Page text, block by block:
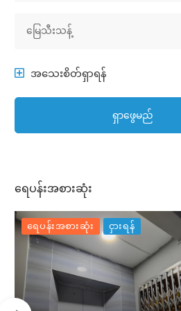
အိမ်အမျိုးအစား
မြေသီးသန့်
အသေးစိတ်ရှာရန်
ရှာဖွေမည်
ရေပန်းအစားဆုံး
ရေပန်းအစားဆုံး ငှားရန်